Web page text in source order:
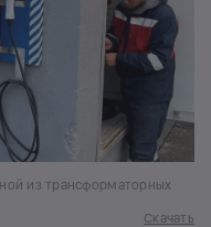
из трансформаторных
Скачать